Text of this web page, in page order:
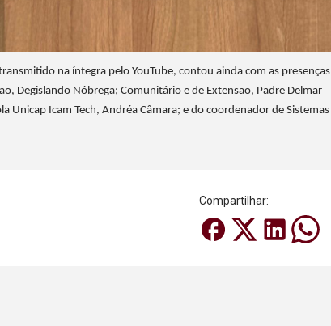
na íntegra pelo YouTube, contou ainda com as presenças
Degislando Nóbrega; Comunitário e de Extensão, Padre Delmar
Unicap Icam Tech, Andréa Câmara; e do coordenador de Sistemas
Compartilhar: